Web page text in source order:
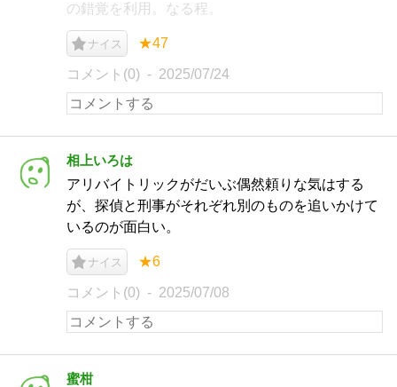
の錯覚を利用。なる程。
ナイス ★47
コメント(0) 2025/07/24
相上いろは
アリバイトリックがだいぶ偶然頼りな気はする
が、探偵と刑事がそれぞれ別のものを追いかけて
いるのが面白い。
ナイス ★6
コメント(0) 2025/07/08
蜜柑